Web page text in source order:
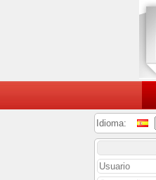
Idioma: